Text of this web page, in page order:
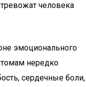
человека
эмоционального
нередко
сердечные боли,